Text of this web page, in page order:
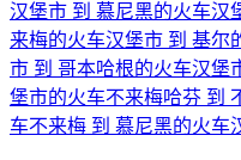
汉堡市 到 慕尼黑的火车汉
来梅的火车汉堡市 到 基尔
市 到 哥本哈根的火车汉堡
堡市的火车不来梅哈芬 到
车不来梅 到 慕尼黑的火车